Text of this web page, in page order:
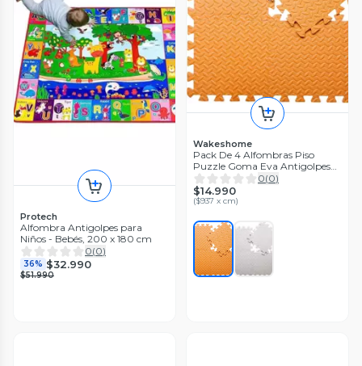
Protech
Alfombra Antigolpes para
Niños - Bebés, 200 x 180 cm
0(0)
36% $32.990
$51.990
Wakeshome
Pack De 4 Alfombras Piso
Puzzle Goma Eva Antigolpes
60x60cm WakesHome
0(0)
$14.990
($937 x cm)